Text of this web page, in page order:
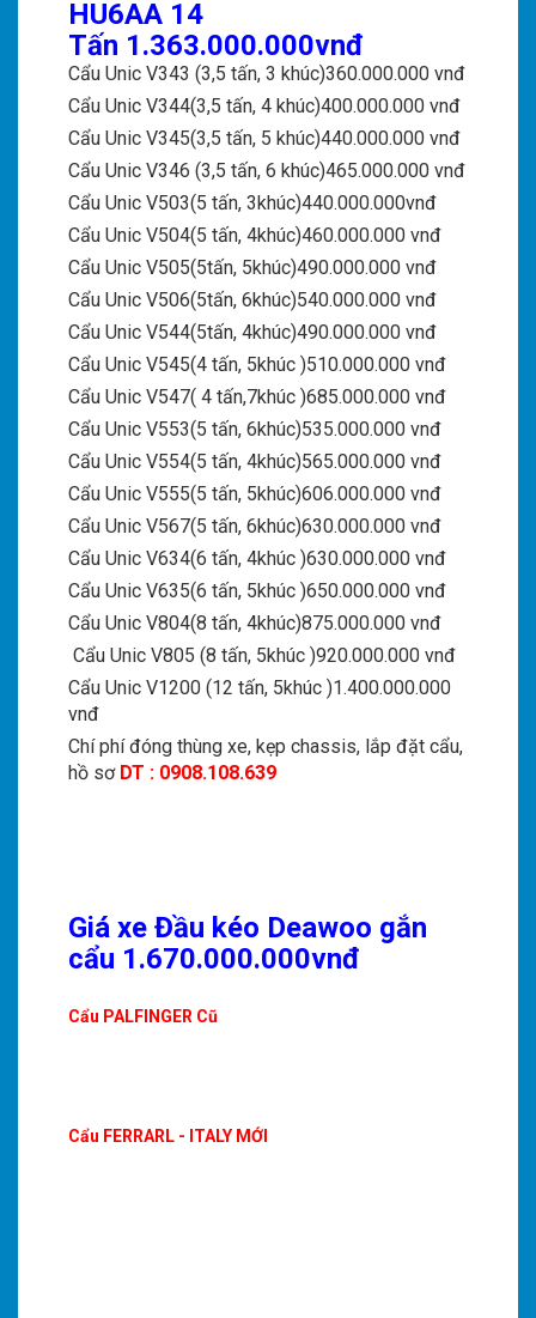
HU6AA 14
Tấn 1.363.000.000vnđ
Cẩu Unic V343 (3,5 tấn, 3 khúc)360.000.000 vnđ
Cẩu Unic V344(3,5 tấn, 4 khúc)400.000.000 vnđ
Cẩu Unic V345(3,5 tấn, 5 khúc)440.000.000 vnđ
Cẩu Unic V346 (3,5 tấn, 6 khúc)465.000.000 vnđ
Cẩu Unic V503(5 tấn, 3khúc)440.000.000vnđ
Cẩu Unic V504(5 tấn, 4khúc)460.000.000 vnđ
Cẩu Unic V505(5tấn, 5khúc)490.000.000 vnđ
Cẩu Unic V506(5tấn, 6khúc)540.000.000 vnđ
Cẩu Unic V544(5tấn, 4khúc)490.000.000 vnđ
Cẩu Unic V545(4 tấn, 5khúc )510.000.000 vnđ
Cẩu Unic V547( 4 tấn,7khúc )685.000.000 vnđ
Cẩu Unic V553(5 tấn, 6khúc)535.000.000 vnđ
Cẩu Unic V554(5 tấn, 4khúc)565.000.000 vnđ
Cẩu Unic V555(5 tấn, 5khúc)606.000.000 vnđ
Cẩu Unic V567(5 tấn, 6khúc)630.000.000 vnđ
Cẩu Unic V634(6 tấn, 4khúc )630.000.000 vnđ
Cẩu Unic V635(6 tấn, 5khúc )650.000.000 vnđ
Cẩu Unic V804(8 tấn, 4khúc)875.000.000 vnđ
Cẩu Unic V805 (8 tấn, 5khúc )920.000.000 vnđ
Cẩu Unic V1200 (12 tấn, 5khúc )1.400.000.000
vnđ
Chí phí đóng thùng xe, kẹp chassis, lắp đặt cẩu,
hồ sơ DT : 0908.108.639
Giá xe Đầu kéo Deawoo gắn
cẩu 1.670.000.000vnđ
Cẩu PALFINGER Cũ
Cẩu FERRARL - ITALY MỚI